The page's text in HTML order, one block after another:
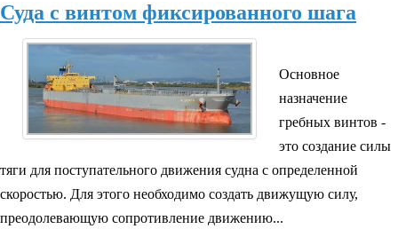
Суда с винтом фиксированного шага
Основное
назначение
гребных винтов -
это создание силы
тяги для поступательного движения судна с определенной
скоростью. Для этого необходимо создать движущую силу,
преодолевающую сопротивление движению...